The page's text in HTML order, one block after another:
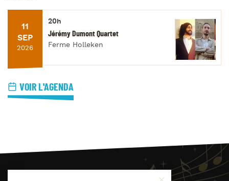
11
SEP
2026
20h
Jérémy Dumont Quartet
Ferme Holleken
VOIR L'AGENDA